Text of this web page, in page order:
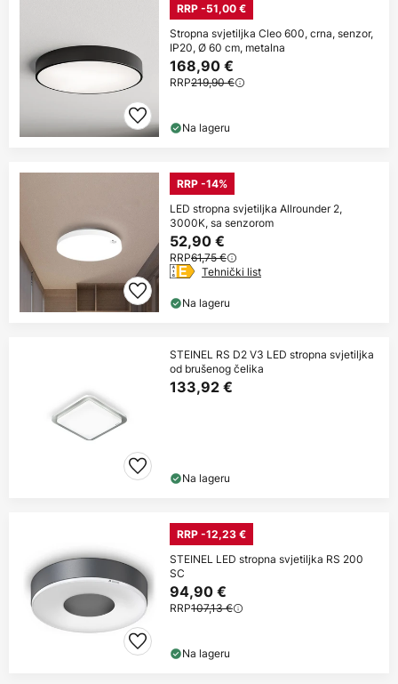
RRP -51,00 €
Stropna svjetiljka Cleo 600, crna, senzor,
IP20, Ø 60 cm, metalna
168,90 €
RRP219,90 €
Na lageru
RRP -14%
LED stropna svjetiljka Allrounder 2,
3000K, sa senzorom
52,90 €
RRP61,75 €
Tehnički list
Na lageru
STEINEL RS D2 V3 LED stropna svjetiljka
od brušenog čelika
133,92 €
Na lageru
RRP -12,23 €
STEINEL LED stropna svjetiljka RS 200
SC
94,90 €
RRP107,13 €
Na lageru